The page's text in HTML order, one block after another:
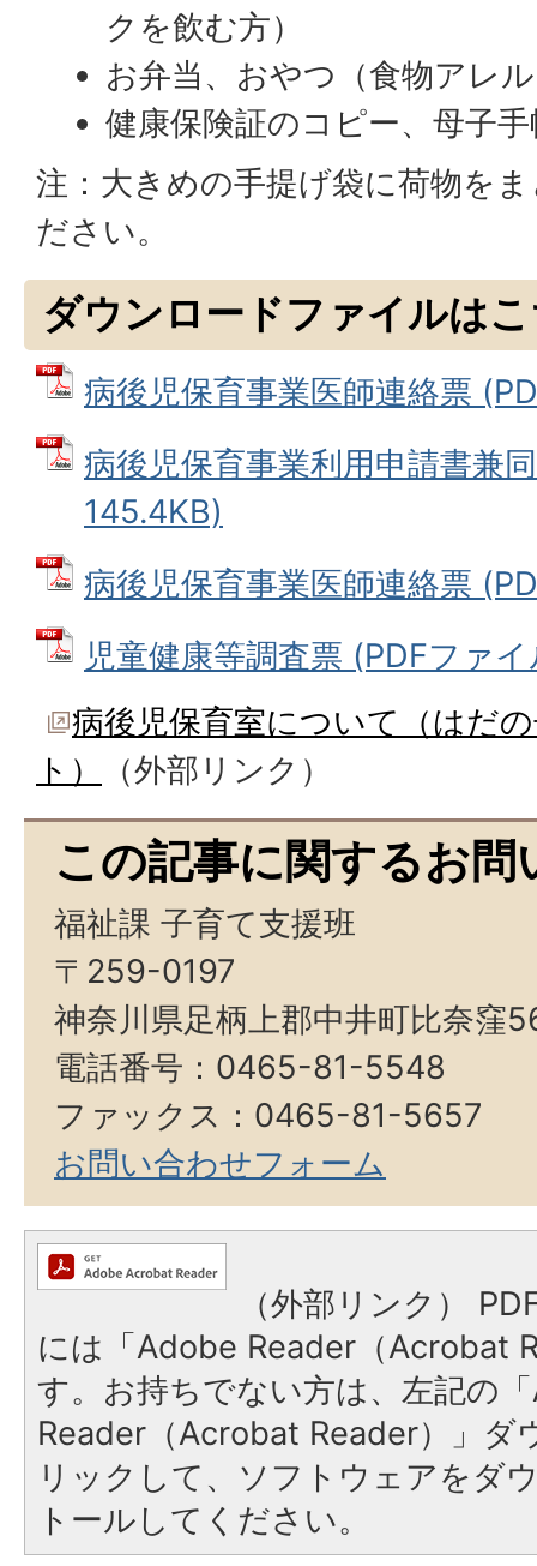
クを飲む方）
お弁当、おやつ（食物アレ
健康保険証のコピー、母子
注：大きめの手提げ袋に荷物を
ださい。
ダウンロードファイルは
病後児保育事業医師連絡票
病後児保育事業利用申請書兼
145.4KB)
病後児保育事業医師連絡票
児童健康等調査票 (PDFファ
病後児保育室について（はだ
ト）
（外部リンク）
この記事に関するお問
福祉課 子育て支援班
〒259-0197
神奈川県足柄上郡中井町比奈窪
電話番号：0465-81-5548
ファックス：0465-81-5657
お問い合わせフォーム
（外部リンク）
には「Adobe Reader（Acrobat
す。お持ちでない方は、左記の
Reader（Acrobat Reader）」ダ
リックして、ソフトウェアをダ
トールしてください。